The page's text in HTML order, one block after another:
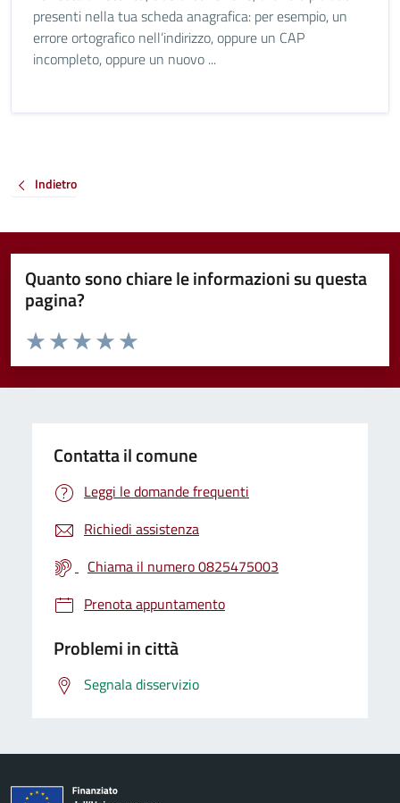
presenti nella tua scheda anagrafica: per esempio, un
errore ortografico nell’indirizzo, oppure un CAP
incompleto, oppure un nuovo ...
Indietro
Quanto sono chiare le informazioni su questa
pagina?
Valuta da 1 a 5 stelle la pagina
Valuta 5 stelle su 5
Valuta 4 stelle su 5
Valuta 3 stelle su 5
Valuta 2 stelle su 5
Valuta 1 stelle su 5
Contatta il comune
Leggi le domande frequenti
Richiedi assistenza
Chiama il numero 0825475003
Prenota appuntamento
Problemi in città
Segnala disservizio